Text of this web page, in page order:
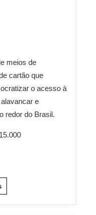
meios de
cartão que
o acesso à
e
redor do Brasil.